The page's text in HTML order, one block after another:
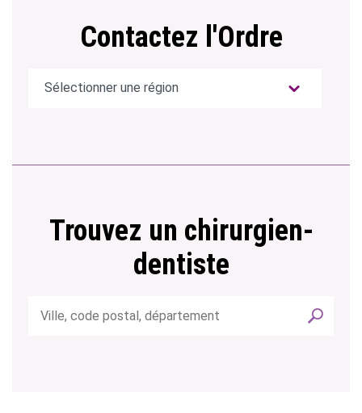
Contactez l'Ordre
Trouvez un chirurgien-
dentiste